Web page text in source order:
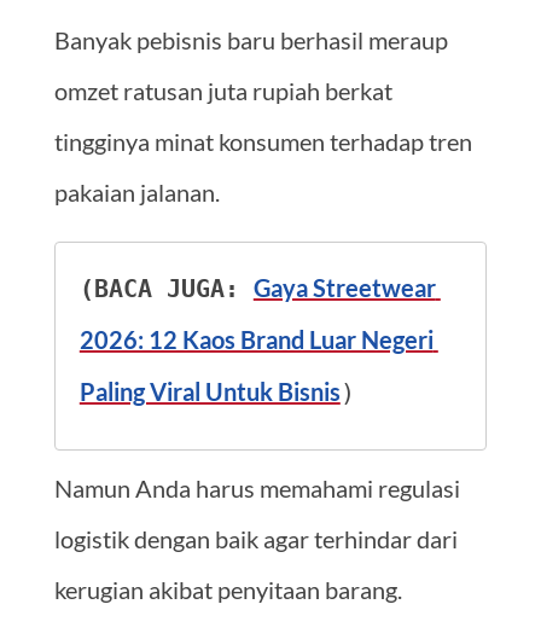
Banyak pebisnis baru berhasil meraup
omzet ratusan juta rupiah berkat
tingginya minat konsumen terhadap tren
pakaian jalanan.
(BACA JUGA: Gaya Streetwear
2026: 12 Kaos Brand Luar Negeri
Paling Viral Untuk Bisnis)
Namun Anda harus memahami regulasi
logistik dengan baik agar terhindar dari
kerugian akibat penyitaan barang.